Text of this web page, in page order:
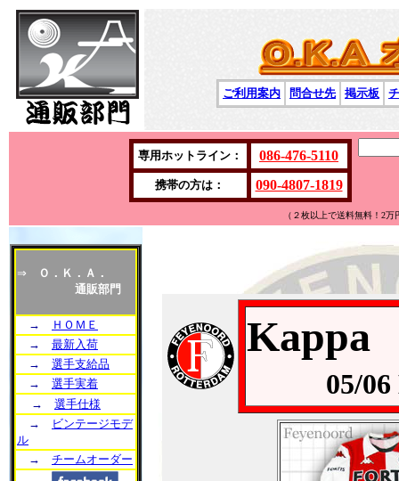
ご利用案内 問合せ先 掲示板
専用ホットライン： 086-476-5110
携帯の方は： 090-4807-1819
（２枚以上で送料無料！2
⇒
Ｏ．Ｋ．Ａ．
通販部門
→
ＨＯＭＥ
→ 最新入荷
→ 選手支給品
→ 選手実着
→ 選手仕様
→
ビンテージモデ
ル
→ チームオーダー
Kappa
05/